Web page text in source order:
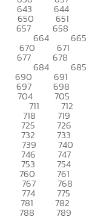
643 644
650 651
657 658
664 665
670 671
677 678
684 685
690 691
697 698
704 705
711 712
718 719
725 726
732 733
739 740
746 747
753 754
760 761
767 768
774 775
781 782
788 789